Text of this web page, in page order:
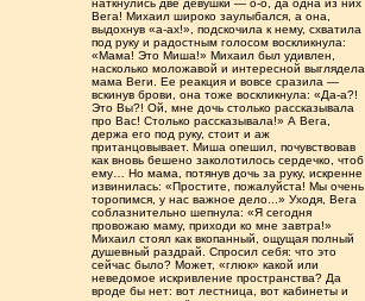
наткнулись две девушки — о-о, да одна из них
Вега! Михаил широко заулыбался, а она,
выдохнув «а-ах!», подскочила к нему, схватила
под руку и радостным голосом воскликнула:
«Мама! Это Миша!» Михаил был удивлен,
насколько моложавой и интересной выглядела
мама Веги. Ее реакция и вовсе сразила —
вскинув брови, она тоже воскликнула: «Да-а?!
Это Вы?! Ой, мне дочь столько рассказывала
про Вас! Столько рассказывала!» А Вега,
держа его под руку, стоит и аж
пританцовывает. Миша опешил, почувствовав
как вновь бешено заколотилось сердечко, чтоб
ему… Но мама, потянув дочь за руку, искренне
извинилась: «Простите, пожалуйста! Мы очень
торопимся, у нас важное дело...» Уходя, Вега
соблазнительно шепнула: «Я сегодня
провожаю маму, приходи ко мне завтра!»
Михаил стоял как вкопанный, ощущая полный
душевный раздрай. Спросил себя: что это
сейчас было? Может, «глюк» какой или
неведомое искривление пространства? Да
вроде бы нет: вот лестница, вот кабинеты и